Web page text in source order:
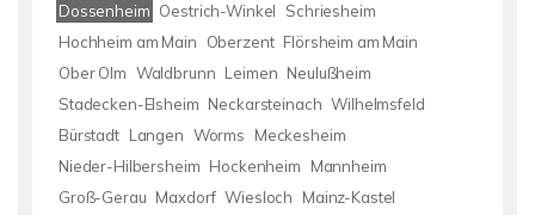
Dossenheim Oestrich-Winkel
Schriesheim
Hochheim am Main
Oberzent Flörsheim am Main
Ober Olm Waldbrunn Leimen Neulußheim
Stadecken-Elsheim Neckarsteinach Wilhelmsfeld
Bürstadt Langen Worms
Meckesheim
Nieder-Hilbersheim Hockenheim
Mannheim
Groß-Gerau Maxdorf Wiesloch
Mainz-Kastel